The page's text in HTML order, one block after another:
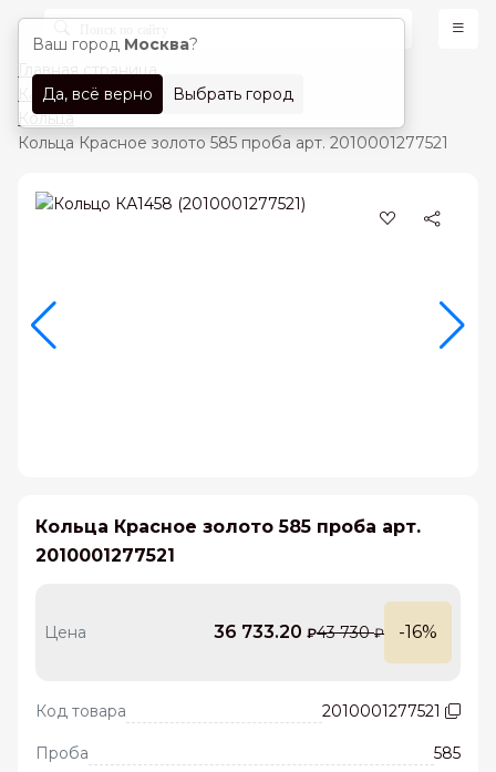
Главная страница
Каталог
Кольца
Кольца Красное золото 585 проба арт. 2010001277521
Кольца Красное золото 585 проба арт.
2010001277521
Цена 36 733.20 ₽43 730₽ -16%
Код товара 2010001277521
Проба 585
Ваш город Москва?
Да, всё верно Выбрать город